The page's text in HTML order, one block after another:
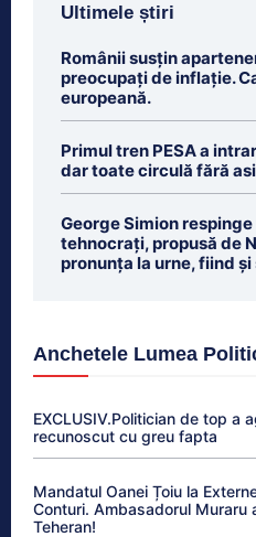
Ultimele știri
Românii susțin
preocupați de inflație.
europeană.
Primul tren PESA a
dar toate circulă fără
George Simion
tehnocrați, propusă de
pronunța la urne, fiind
Anchetele Lumea
EXCLUSIV.Politician de top a
recunoscut cu greu fapta
Mandatul Oanei Țoiu la
Conturi. Ambasadorul Muraru
Teheran!